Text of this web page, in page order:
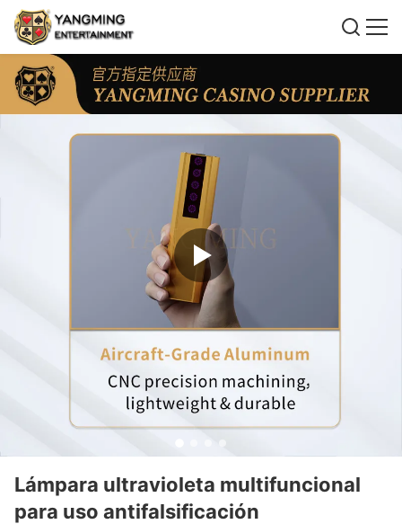
Lámpara ultravioleta multifuncional
para uso antifalsificación